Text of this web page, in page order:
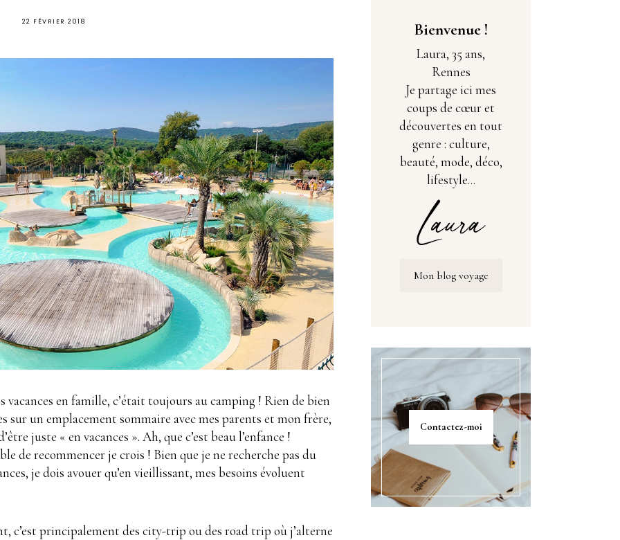
22 FÉVRIER 2018
en famille, c’était toujours au camping ! Rien de bien
sur un emplacement sommaire avec mes parents et mon frère,
juste « en vacances ». Ah, que c’est beau l’enfance !
de recommencer je crois ! Bien que je ne recherche pas du
je dois avouer qu’en vieillissant, mes besoins évoluent
c’est principalement des city-trip ou des road trip où j’alterne
Bienvenue !
Laura, 35 ans,
Rennes
Je partage ici mes
coups de cœur et
découvertes en tout
genre : culture,
beauté, mode, déco,
lifestyle...
Mon blog voyage
Contactez-moi